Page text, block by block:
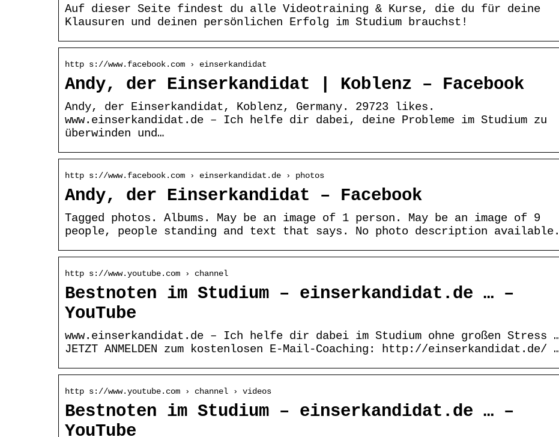
Auf dieser Seite findest du alle Videotraining & Kurse, die du für deine
Klausuren und deinen persönlichen Erfolg im Studium brauchst!
http s://www.facebook.com › einserkandidat
Andy, der Einserkandidat | Koblenz – Facebook
Andy, der Einserkandidat, Koblenz, Germany. 29723 likes.
www.einserkandidat.de – Ich helfe dir dabei, deine Probleme im Studium zu
überwinden und…
http s://www.facebook.com › einserkandidat.de › photos
Andy, der Einserkandidat – Facebook
Tagged photos. Albums. May be an image of 1 person. May be an image of ‎9
people, people standing and ‎text that says. No photo description available.
http s://www.youtube.com › channel
Bestnoten im Studium – einserkandidat.de … –
YouTube
www.einserkandidat.de – Ich helfe dir dabei im Studium ohne großen Stress
JETZT ANMELDEN zum kostenlosen E-Mail-Coaching: http://einserkandidat.de/
http s://www.youtube.com › channel › videos
Bestnoten im Studium – einserkandidat.de … –
YouTube